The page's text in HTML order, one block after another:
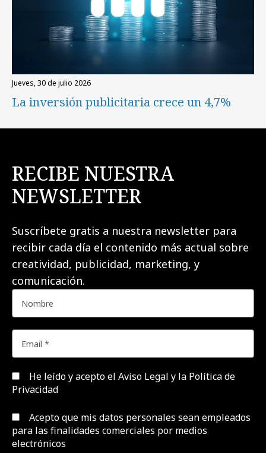
jueves, 30 de julio 2026
La inversión publicitaria crece un 4,7%
RECIBE NUESTRA
NEWSLETTER
Suscríbete gratis a nuestra newsletter para
recibir cada día el contenido más actual sobre
creatividad, publicidad, marketing, y
comunicación.
He leído y acepto el Aviso Legal y la Política de
Privacidad
Acepto que mis datos personales sean empleados
para las finalidades comerciales por medios
electrónicos